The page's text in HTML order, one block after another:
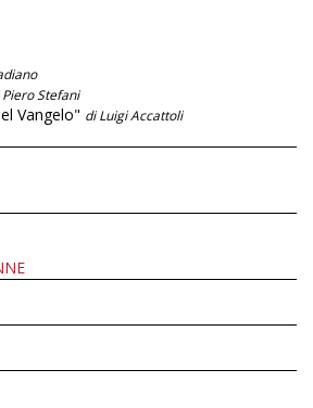
Piero Stefani
Vangelo" di Luigi Accattoli